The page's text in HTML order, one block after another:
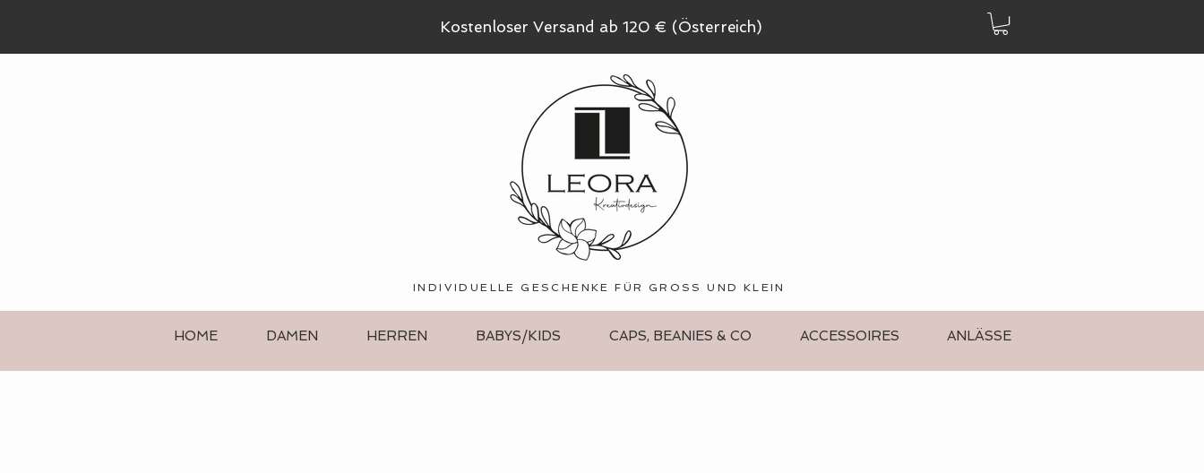
Kostenloser Versand ab 120 € (Österreich)
INDIVIDUELLE GESCHENKE FÜR GROSS UND KLEIN
HOME DAMEN HERREN BABYS/KIDS CAPS, BEANIES & CO ACCESSOIRES ANLÄSSE